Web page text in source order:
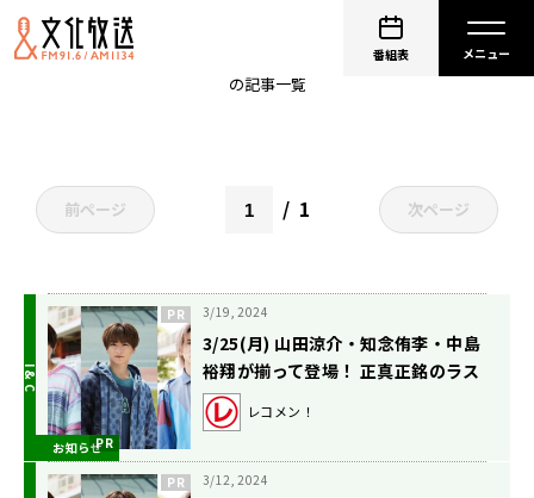
番組表
の記事一覧
前ページ 1 次ページ
お知らせ
3/19, 2024
3/25(月) 山田涼介・知念侑李・中島
裕翔が揃って登場！ 正真正銘のラス
ト回です！
レコメン！
3/12, 2024